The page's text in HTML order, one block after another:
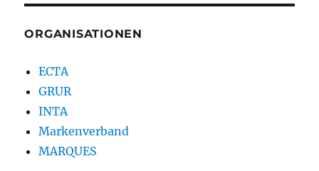
ORGANISATIONEN
ECTA
GRUR
INTA
Markenverband
MARQUES